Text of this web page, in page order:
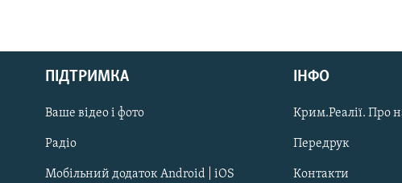
Русский
Qırımtatar
ДОЛУЧАЙСЯ!
ПІДТРИМКА
Ваше відео і фото
Радіо
Мобільний додаток Android | iOS
ІНФО
Крим.Реалії. Про
Передрук
Контакти